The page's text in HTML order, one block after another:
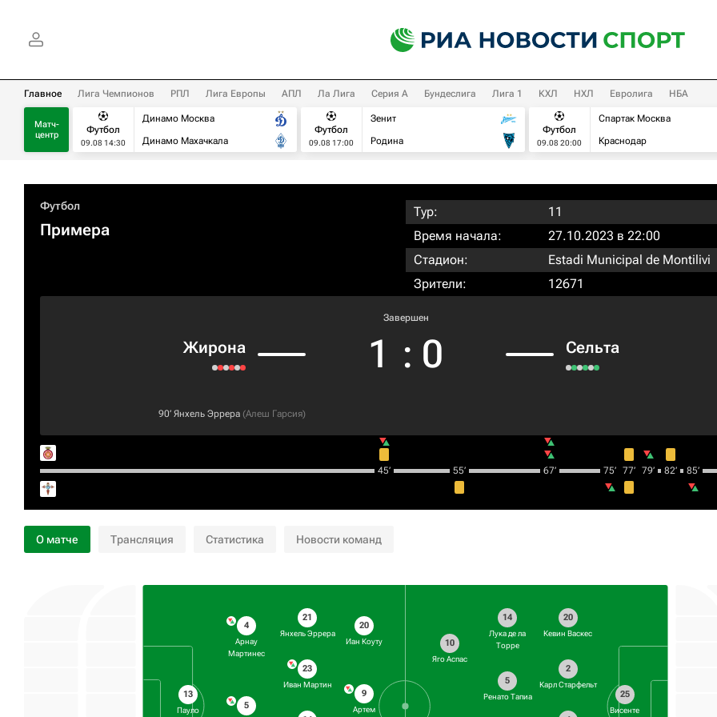
Главное Лига Чемпионов РПЛ Лига Европы АПЛ Ла Лига Серия А Бундеслига Лига 1 КХЛ НХЛ Евролига НБА
Матч-
центр
Футбол
09.08 14:30
Динамо Москва
Динамо Махачкала
Футбол
09.08 17:00
Зенит
Родина
Футбол
09.08 20:00
Спартак Москва
Краснодар
Футбол
Примера
Тур:
11
Время начала:
27.10.2023 в 22:00
Стадион:
Estadi Municipal de Montilivi
Зрители:
12671
Жирона
Завершен
1 : 0 Сельта
90‎’‎ Янхель Эррера (Алеш Гарсия)
45‎’‎ 55‎’‎ 67‎’‎ 75‎’‎ 77‎’‎ 79‎’‎ 82‎’‎ 85‎’‎
О матче Трансляция Статистика Новости команд
13
Пауло
4
Арнау
Мартинес
5
21
Янхель Эррера
23
Иван Мартин
20
Иан Коуту
9
Артем
25
Висенте
20
Кевин Васкес
2
Карл Старфельт
14
Лука де ла
Торре
5
Ренато Тапиа
10
Яго Аспас